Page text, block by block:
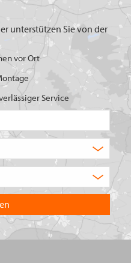
unterstützen Sie von der
vor Ort
Service